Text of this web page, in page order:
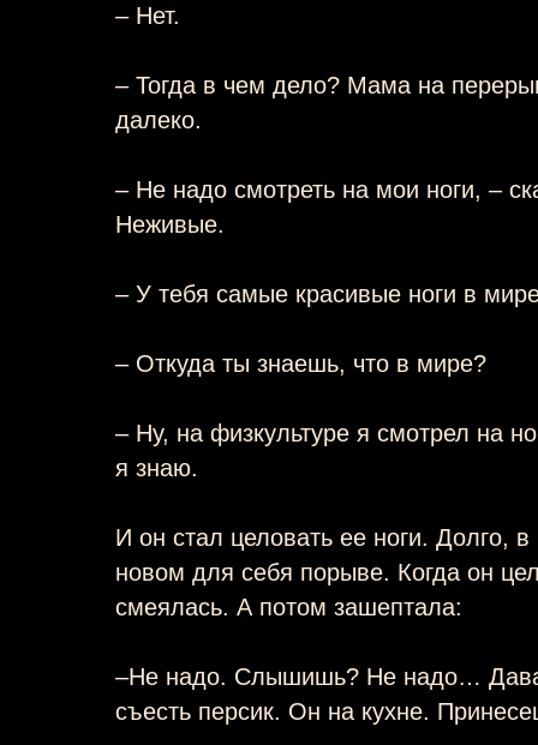
– Нет.
– Тогда в чем дело? Мама на
далеко.
– Не надо смотреть на мои ноги, –
Неживые.
– У тебя самые красивые ноги в
– Откуда ты знаешь, что в мире?
– Ну, на физкультуре я смотрел на
я знаю.
И он стал целовать ее ноги. Долго,
новом для себя порыве. Когда он
смеялась. А потом зашептала:
–Не надо. Слышишь? Не надо…
съесть персик. Он на кухне.